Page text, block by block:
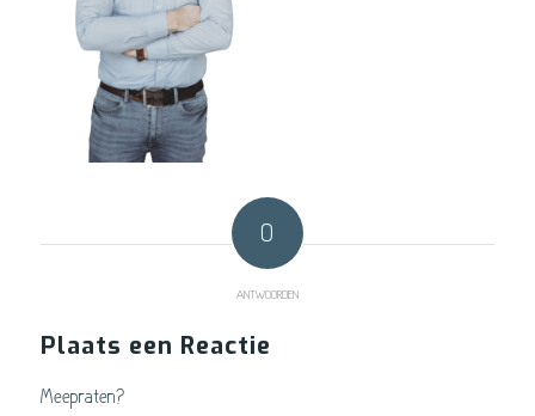
0
ANTWOORDEN
Plaats een Reactie
Meepraten?